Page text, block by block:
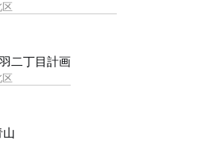
二丁目計画
山